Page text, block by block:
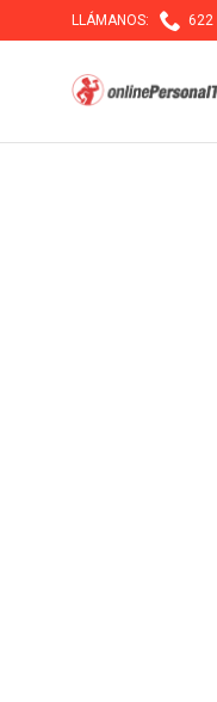
LLÁMANOS:  622